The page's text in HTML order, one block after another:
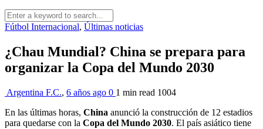
Fútbol Internacional, Últimas noticias
¿Chau Mundial? China se prepara para
organizar la Copa del Mundo 2030
Argentina F.C., 6 años ago 0 1 min read 1004
En las últimas horas, China anunció la construcción de 12 estadios
para quedarse con la Copa del Mundo 2030. El país asiático tiene